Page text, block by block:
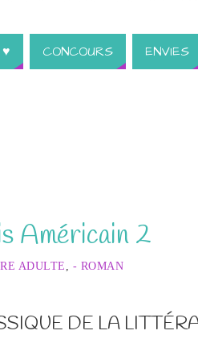
CONCOURS ENVIES
Américain 2
ADULTE - ROMAN
DE LA